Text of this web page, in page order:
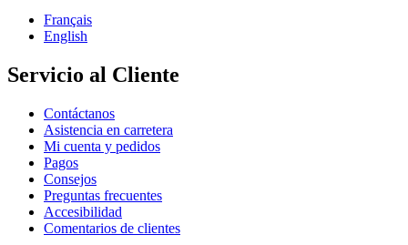
Français
English
Servicio al Cliente
Contáctanos
Asistencia en carretera
Mi cuenta y pedidos
Pagos
Consejos
Preguntas frecuentes
Accesibilidad
Comentarios de clientes